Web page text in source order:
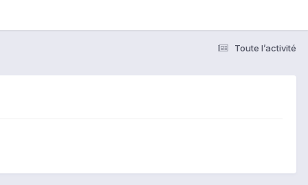
Toute l’activité